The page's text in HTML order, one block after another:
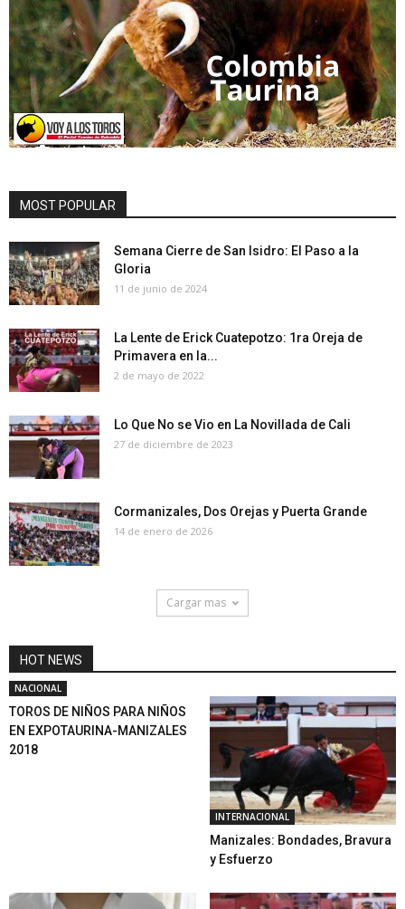
MOST POPULAR
Semana Cierre de San Isidro: El Paso a la
Gloria
11 de junio de 2024
La Lente de Erick Cuatepotzo: 1ra Oreja de
Primavera en la...
2 de mayo de 2022
Lo Que No se Vio en La Novillada de Cali
27 de diciembre de 2023
Cormanizales, Dos Orejas y Puerta Grande
14 de enero de 2026
Cargar mas
HOT NEWS
NACIONAL
TOROS DE NIÑOS PARA NIÑOS
EN EXPOTAURINA-MANIZALES
2018
INTERNACIONAL
Manizales: Bondades, Bravura
y Esfuerzo